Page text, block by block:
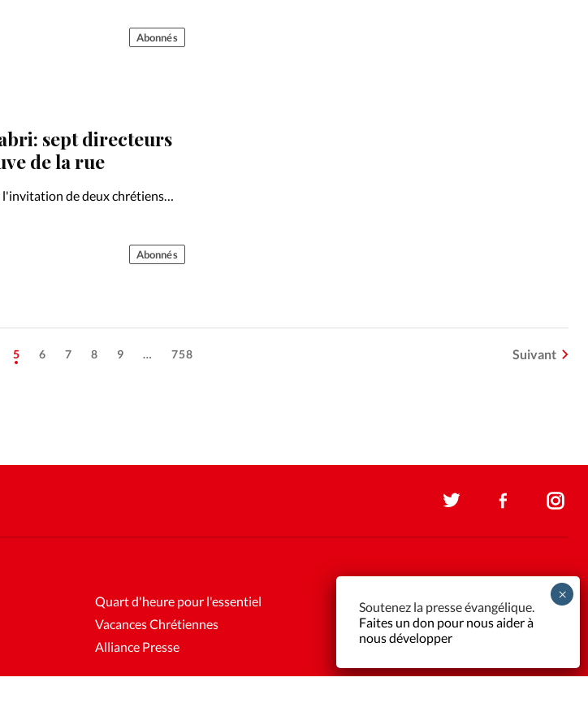
d'humour grinçant de juin
Abonnés
sept directeurs
de la rue
l'invitation de deux chrétiens
expérience transformatrice.
Abonnés
5 6 7 8 9 … 758 Suivant
Quart d'heure pour l'essentiel
Vacances Chrétiennes
Alliance Presse
Soutenez la presse évangélique.
Faites un don pour nous aider à
nous développer